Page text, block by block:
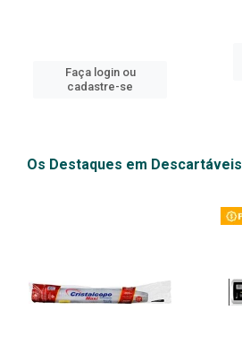
Faça login ou
cadastre-se
Os Destaques em Descartáveis